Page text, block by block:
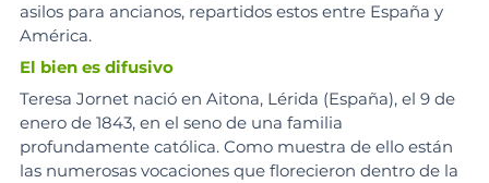
asilos para ancianos, repartidos estos entre España y
América.
El bien es difusivo
Teresa Jornet nació en Aitona, Lérida (España), el 9 de
enero de 1843, en el seno de una familia
profundamente católica. Como muestra de ello están
las numerosas vocaciones que florecieron dentro de la